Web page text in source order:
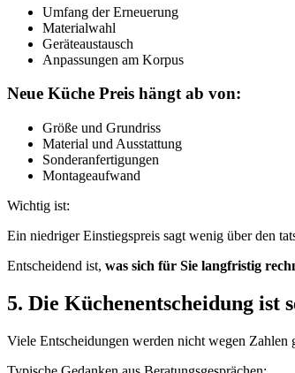
Umfang der Erneuerung
Materialwahl
Geräteaustausch
Anpassungen am Korpus
Neue Küche Preis hängt ab von:
Größe und Grundriss
Material und Ausstattung
Sonderanfertigungen
Montageaufwand
Wichtig ist:
Ein niedriger Einstiegspreis sagt wenig über den
Entscheidend ist, was sich für Sie langfristig
5. Die Küchenentscheidung ist
Viele Entscheidungen werden nicht wegen Zahlen